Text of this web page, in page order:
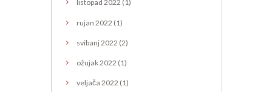
listopad 2022 (1)
rujan 2022 (1)
svibanj2022 (2)
ožujak2022 (1)
veljača 2022 (1)